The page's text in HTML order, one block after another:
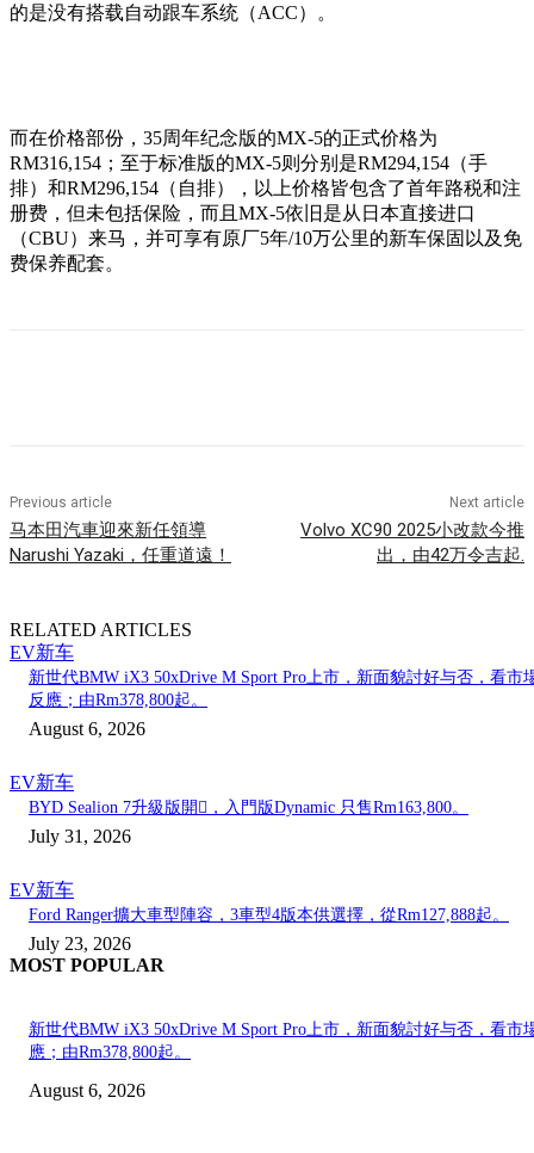
的是没有搭载自动跟车系统（ACC）。
而在价格部份，35周年纪念版的MX-5的正式价格为
RM316,154；至于标准版的MX-5则分别是RM294,154（手
排）和RM296,154（自排），以上价格皆包含了首年路税和注
册费，但未包括保险，而且MX-5依旧是从日本直接进口
（CBU）来马，并可享有原厂5年/10万公里的新车保固以及免
费保养配套。
Previous article
马本田汽車迎來新任領導
Narushi Yazaki，任重道遠！
Next article
Volvo XC90 2025小改款今推
出，由42万令吉起.
RELATED ARTICLES
EV新车
新世代BMW iX3 50xDrive M Sport Pro上市，新面貌討好与否，看市
反應；由Rm378,800起。
August 6, 2026
EV新车
BYD Sealion 7升級版開𧷗，入門版Dynamic 只售Rm163,800。
July 31, 2026
EV新车
Ford Ranger擴大車型陣容，3車型4版本供選擇，從Rm127,888起。
July 23, 2026
MOST POPULAR
新世代BMW iX3 50xDrive M Sport Pro上市，新面貌討好与否，看市
應；由Rm378,800起。
August 6, 2026